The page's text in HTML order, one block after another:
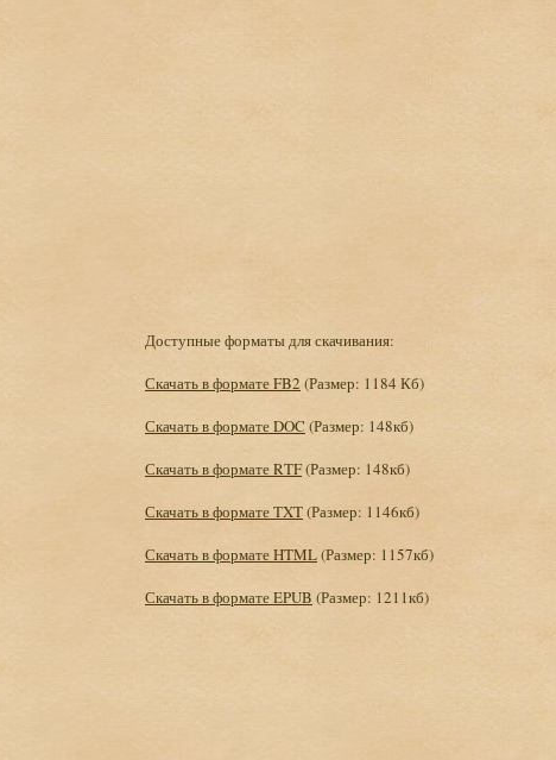
Доступные форматы для скачивания:
Скачать в формате FB2 (Размер: 1184 Кб)
Скачать в формате DOC (Размер: 148кб)
Скачать в формате RTF(Размер: 148кб)
Скачать в формате TXT(Размер: 1146кб)
Скачать в формате HTML(Размер: 1157кб)
Скачать в формате EPUB (Размер: 1211кб)